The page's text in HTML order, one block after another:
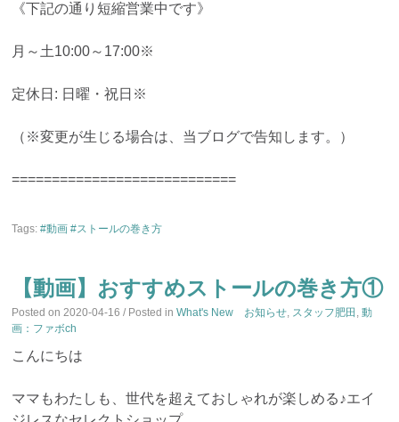
《下記の通り短縮営業中です》
月～土10:00～17:00※
定休日: 日曜・祝日※
（※変更が生じる場合は、当ブログで告知します。）
============================
Tags:#動画 #ストールの巻き方
【動画】おすすめストールの巻き方①
Posted on2020-04-16 / Posted inWhat's New お知らせ, スタッフ肥田 ,動
画：ファボch
こんにちは
ママもわたしも、世代を超えておしゃれが楽しめる♪エイ